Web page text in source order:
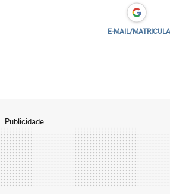
E-MAIL/MATRICULA
Publicidade